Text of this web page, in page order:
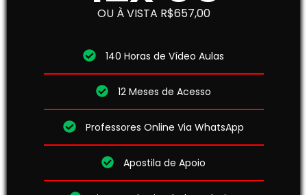
OU À VISTA R$657,00
140 Horas de Vídeo Aulas
12 Meses de Acesso
Professores Online Via WhatsApp
Apostila de Apoio